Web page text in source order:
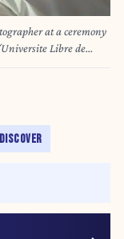
at a ceremony
Libre de
rector, Friday 11
LEFOUR